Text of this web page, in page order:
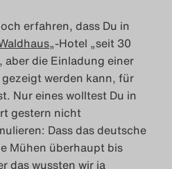
erfahren, dass Du in
„-Hotel „seit 30
aber die Einladung einer
werden kann, für
Nur eines wolltest Du in
gestern nicht
Dass das deutsche
Mühen überhaupt bis
das wussten wir ja